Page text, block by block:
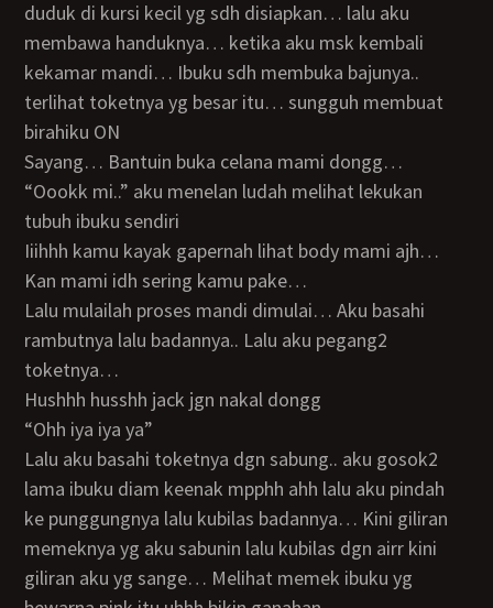
duduk di kursi kecil yg sdh disiapkan… lalu aku
membawa handuknya… ketika aku msk kembali
kekamar mandi… Ibuku sdh membuka bajunya..
terlihat toketnya yg besar itu… sungguh membuat
birahiku ON
Sayang… Bantuin buka celana mami dongg…
“Oookk mi..” aku menelan ludah melihat lekukan
tubuh ibuku sendiri
Iiihhh kamu kayak gapernah lihat body mami ajh…
Kan mami idh sering kamu pake…
Lalu mulailah proses mandi dimulai… Aku basahi
rambutnya lalu badannya.. Lalu aku pegang2
toketnya…
Hushhh husshh jack jgn nakal dongg
“Ohh iya iya ya”
Lalu aku basahi toketnya dgn sabung.. aku gosok2
lama ibuku diam keenak mpphh ahh lalu aku pindah
ke punggungnya lalu kubilas badannya… Kini giliran
memeknya yg aku sabunin lalu kubilas dgn airr kini
giliran aku yg sange… Melihat memek ibuku yg